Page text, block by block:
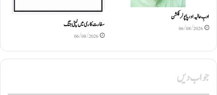
ادبِ عالیہ اور پاپولر فکشن
06/08/2026 سفارت کاری میں لپٹی جنگ
06/08/2026
جواب دیں